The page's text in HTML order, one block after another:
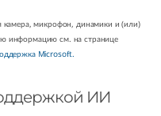
микрофон, динамики и (или)
информацию см. на странице
Microsoft.
ИИ